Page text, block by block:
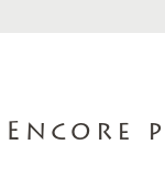
Encore